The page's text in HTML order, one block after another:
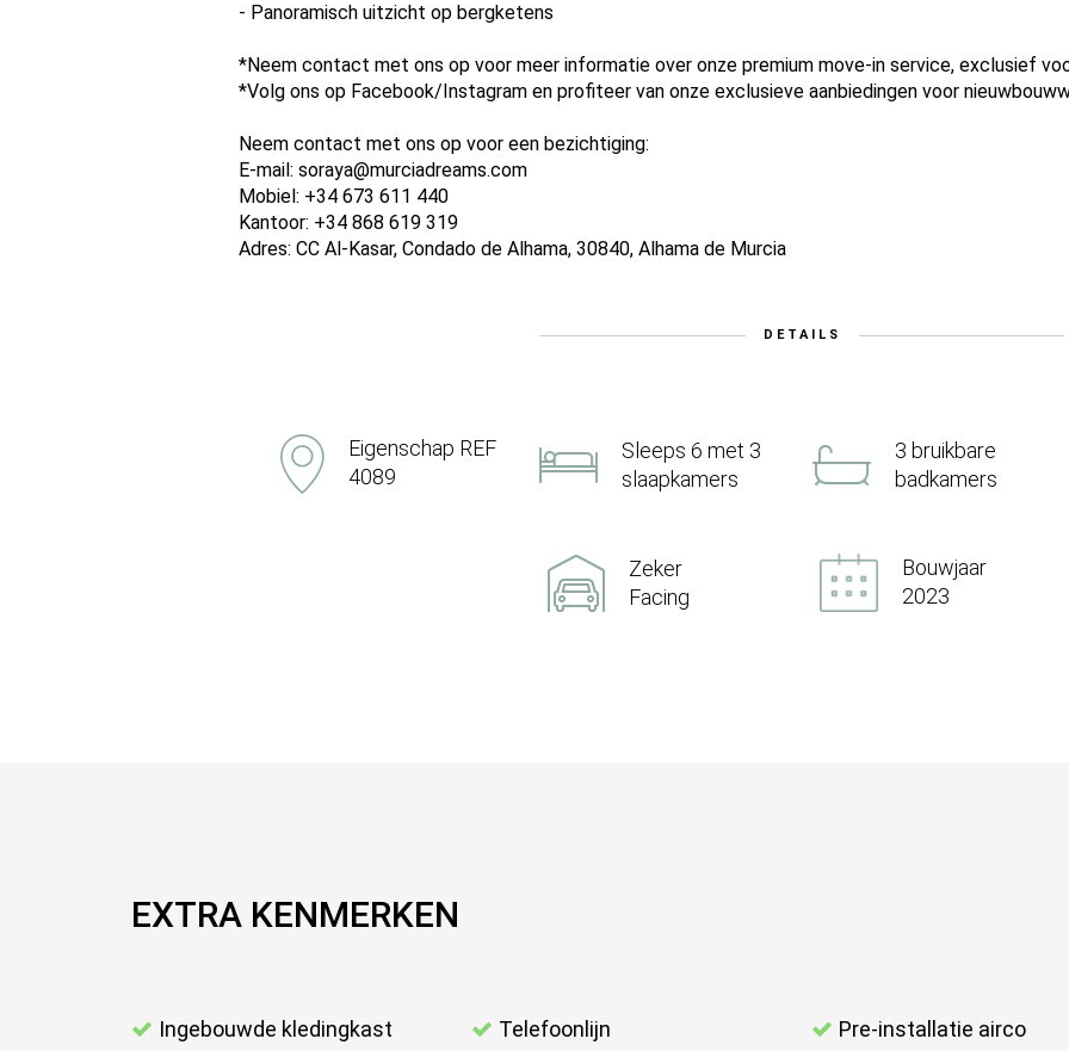
- Panoramisch uitzicht op bergketens
*Neem contact met ons op voor meer informatie over onze premium move-in service, exclusief
*Volg ons op Facebook/Instagram en profiteer van onze exclusieve aanbiedingen voor
Neem contact met ons op voor een bezichtiging:
E-mail: soraya@murciadreams.com
Mobiel: +34 673 611 440
Kantoor: +34 868 619 319
Adres: CC Al-Kasar, Condado de Alhama, 30840, Alhama de Murcia
DETAILS
Eigenschap REF
4089
Sleeps 6 met 3
slaapkamers
3 bruikbare
badkamers
Zeker
Facing
Bouwjaar
2023
EXTRA KENMERKEN
Ingebouwde kledingkast
Telefoonlijn
Pre-installatie airco